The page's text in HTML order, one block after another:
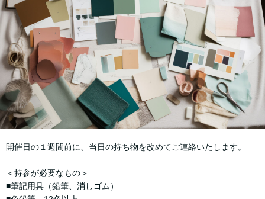
開催日の１週間前に、当日の持ち物を改めてご連絡いたします。
＜持参が必要なもの＞
■筆記用具（鉛筆、消しゴム）